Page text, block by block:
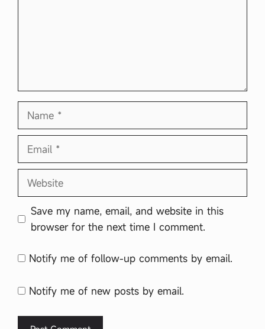
Name
Email
Website
Save my name, email, and website in this
browser for the next time I comment.
Notify me of follow-up comments by email.
Notify me of new posts by email.